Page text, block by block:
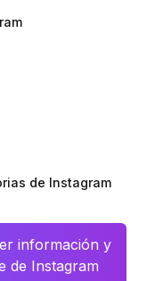
de Instagram
información y
de Instagram